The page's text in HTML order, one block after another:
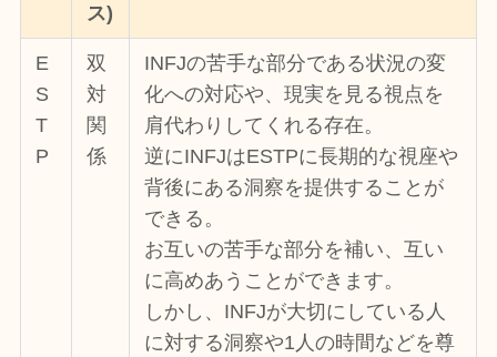
ス)
E
S
T
P
双
対
関
係
INFJの苦手な部分である状況の変
化への対応や、現実を見る視点を
肩代わりしてくれる存在。
逆にINFJはESTPに長期的な視座や
背後にある洞察を提供することが
できる。
お互いの苦手な部分を補い、互い
に高めあうことができます。
しかし、INFJが大切にしている人
に対する洞察や1人の時間などを尊